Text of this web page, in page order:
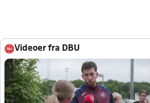
Videoer fra DBU